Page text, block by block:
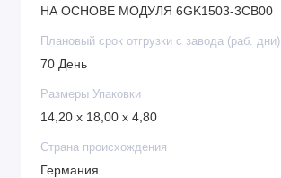
НА ОСНОВЕ МОДУЛЯ 6GK1503-3CB00
Плановый срок отгрузки с завода (раб. дни)
70 День
Размеры Упаковки
14,20 x 18,00 x 4,80
Страна происхождения
Германия